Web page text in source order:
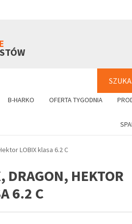
B-HARKO OFERTA TYGODNIA
LOBIX klasa 6.2 C
DRAGON, HEKTOR
6.2 C